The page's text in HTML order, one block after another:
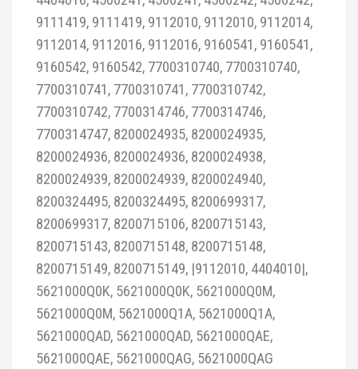
9111419, 9111419, 9112010, 9112010, 9112014,
9112014, 9112016, 9112016, 9160541, 9160541,
9160542, 9160542, 7700310740, 7700310740,
7700310741, 7700310741, 7700310742,
7700310742, 7700314746, 7700314746,
7700314747, 8200024935, 8200024935,
8200024936, 8200024936, 8200024938,
8200024939, 8200024939, 8200024940,
8200324495, 8200324495, 8200699317,
8200699317, 8200715106, 8200715143,
8200715143, 8200715148, 8200715148,
8200715149, 8200715149, |9112010, 4404010|,
5621000Q0K, 5621000Q0K, 5621000Q0M,
5621000Q0M, 5621000Q1A, 5621000Q1A,
5621000QAD, 5621000QAD, 5621000QAE,
5621000QAE, 5621000QAG, 5621000QAG